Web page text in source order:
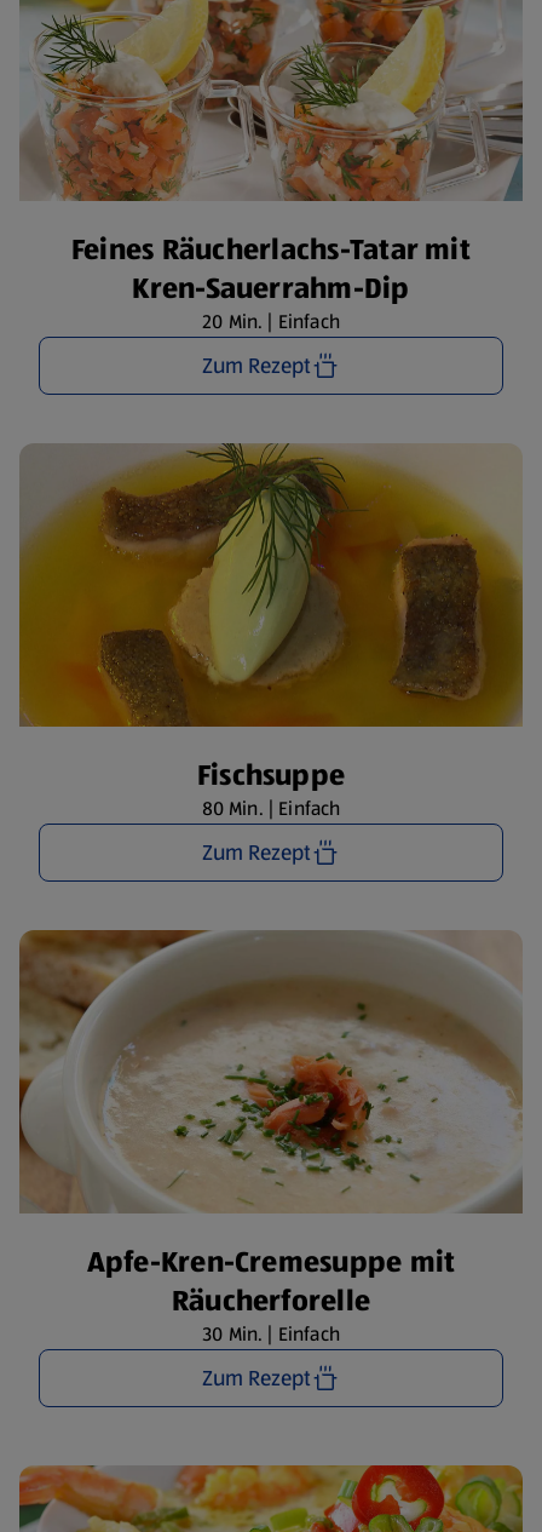
Feines Räucherlachs-Tatar mit
Kren-Sauerrahm-Dip
20 Min. | Einfach
Zum Rezept
Fischsuppe
80 Min. | Einfach
Zum Rezept
Apfe-Kren-Cremesuppe mit
Räucherforelle
30 Min. | Einfach
Zum Rezept